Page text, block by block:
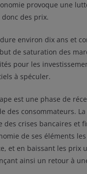
provoque une
donc des prix.
environ dix ans et
de saturation des
pour les
à spéculer.
est une phase de
des consommateurs.
des crises bancaires et
de ses éléments
et en baissant les
ainsi un retour à